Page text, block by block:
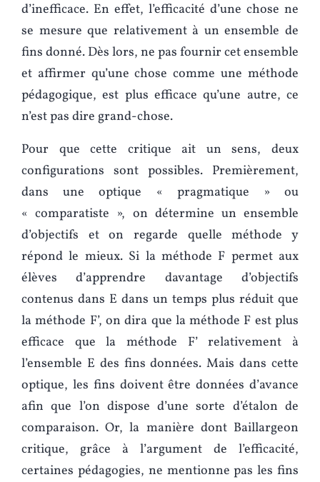
d’inefficace. En effet, l’efficacité d’une chose ne
se mesure que relativement à un ensemble de
fins donné. Dès lors, ne pas fournir cet ensemble
et affirmer qu’une chose comme une méthode
pédagogique, est plus efficace qu’une autre, ce
n’est pas dire grand-chose.
Pour que cette critique ait un sens, deux
configurations sont possibles. Premièrement,
dans une optique « pragmatique » ou
« comparatiste », on détermine un ensemble
d’objectifs et on regarde quelle méthode y
répond le mieux. Si la méthode F permet aux
élèves d’apprendre davantage d’objectifs
contenus dans E dans un temps plus réduit que
la méthode F’, on dira que la méthode F est plus
efficace que la méthode F’ relativement à
l’ensemble E des fins données. Mais dans cette
optique, les fins doivent être données d’avance
afin que l’on dispose d’une sorte d’étalon de
comparaison. Or, la manière dont Baillargeon
critique, grâce à l’argument de l’efficacité,
certaines pédagogies, ne mentionne pas les fins